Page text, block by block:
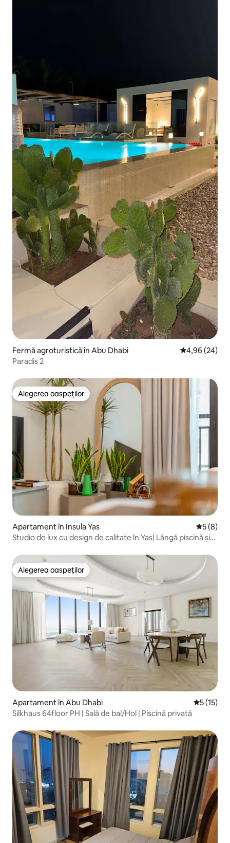
Fermă agroturistică în Abu Dhabi Scor mediu
4,96 (24)
Paradis 2
Alegerea oaspeților
Alegerea oaspeților
Apartament în Insula Yas Scor
5 (8)
Studio de lux cu design de calitate în Yas| Lângă piscină și
Alegerea oaspeților
Alegerea oaspeților
Apartament în Abu Dhabi Scor
5 (15)
Silkhaus 64floor PH | Sală de bal/Hol | Piscină privată